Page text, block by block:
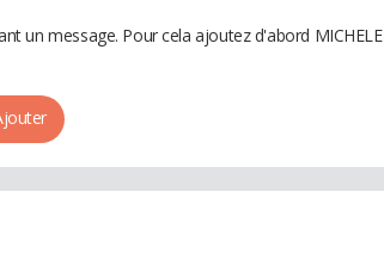
un message. Pour cela ajoutez d'abord MICHELE